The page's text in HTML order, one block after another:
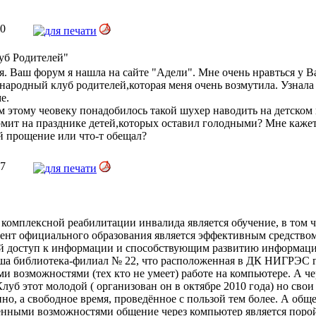
Родителей"
Ваш форум я нашла на сайте "Адели". Мне очень нравться у
клуб родителей,которая меня очень возмутила.
чеовеку понадобилось такой шухер наводить на детском
на празднике детей,которых оставил голодными? Мне
прощение или что-т обещал?
реабилитации инвалида является обучение, в том
официального образования является эффективным
доступ к информации и способствующим развитию
библиотека-филиал № 22, что расположенная в ДК НИГРЭС
возможностями (тех кто не умеет) работе на компьютере. А
этот молодой ( организован он в октябре 2010 года) но
а свободное время, проведённое с пользой тем более. А
возможностями общение через компьютер является